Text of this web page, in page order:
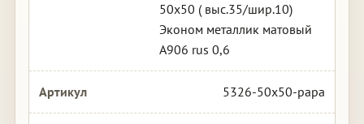
50х50 ( выс.35/шир.10)
Эконом металлик матовый
А906 rus 0,6
5326-50x50-papa